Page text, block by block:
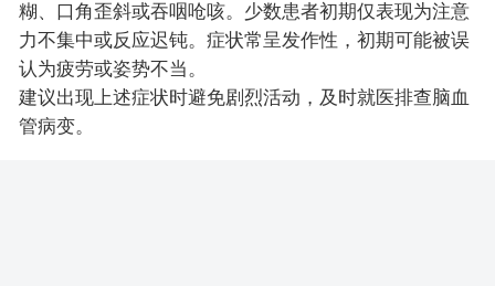
糊、口角歪斜或吞咽呛咳。少数患者初期仅表现为注意
力不集中或反应迟钝。症状常呈发作性，初期可能被误
认为疲劳或姿势不当。
建议出现上述症状时避免剧烈活动，及时就医排查脑血
管病变。